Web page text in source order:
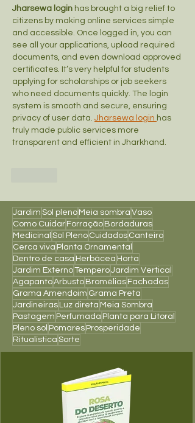
Jharsewa login has brought a big relief to
citizens by making online services simple
and accessible. Once logged in, you can
see all your applications, upload required
documents, and even download approved
certificates. It’s very helpful for students
applying for scholarships or job seekers
who need documents quickly. The login
system is smooth and secure, ensuring
privacy of user data. Jharsewa login has
truly made public services more
transparent and efficient in Jharkhand.
Jardim Sol pleno Meia sombra Vaso
Como Cuidar Forração Bordaduras
Medicinal Sol Pleno Cuidados Canteiro
Cerca viva Planta Ornamental
Dentro de casa Herbácea Horta
Jardim ExternoTemperoJardim Vertical
AgapantoArbusto Bromélias Fachadas
Grama Amendoim Grama Preta
Jardineiras Luz direta Meia Sombra
Pastagem Perfumada Planta para Litoral
Pleno sol Pomares Prosperidade
Ritualística Sorte